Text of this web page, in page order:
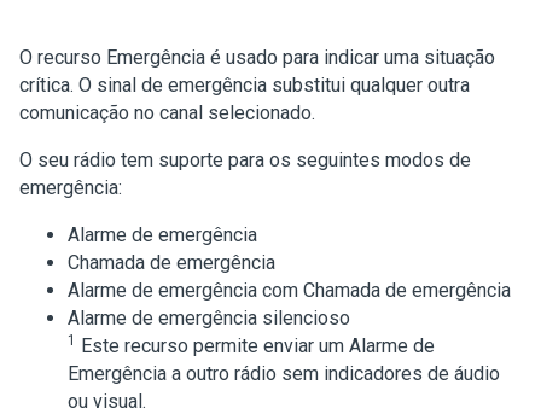
O recurso Emergência é usado para indicar uma situação
crítica. O sinal de emergência substitui qualquer outra
comunicação no canal selecionado.
O seu rádio tem suporte para os seguintes modos de
emergência:
Alarme de emergência
Chamada de emergência
Alarme de emergência com Chamada de emergência
Alarme de emergência silencioso
1 Este recurso permite enviar um Alarme de
Emergência a outro rádio sem indicadores de áudio
ou visual.